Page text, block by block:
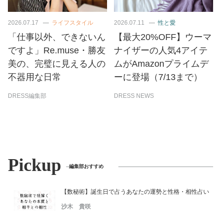
2026.07.17 ライフスタイル
「仕事以外、できないん
ですよ」Re.muse・勝友
美の、完璧に見える人の
不器用な日常
DRESS編集部
2026.07.11 性と愛
【最大20%OFF】ウーマ
ナイザーの人気4アイテ
ムがAmazonプライムデ
ーに登場（7/13まで）
DRESS NEWS
Pickup 編集部おすすめ
【数秘術】誕生日で占うあなたの運勢と性格・相性占い
沙木 貴咲